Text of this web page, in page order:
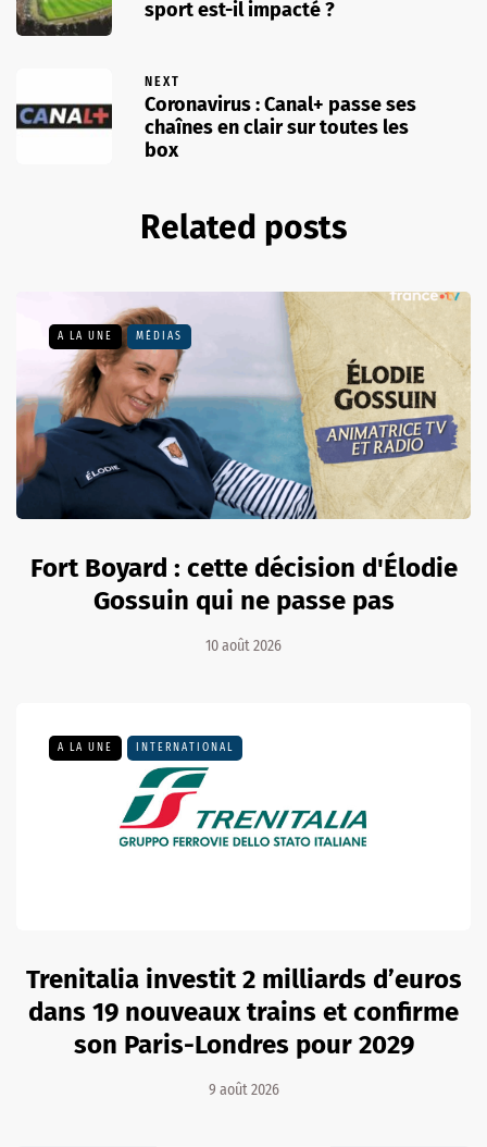
sport est-il impacté ?
NEXT
Coronavirus : Canal+ passe ses
chaînes en clair sur toutes les
box
Related posts
A LA UNE MÉDIAS
Fort Boyard : cette décision d'Élodie
Gossuin qui ne passe pas
10 août 2026
A LA UNE INTERNATIONAL
Trenitalia investit 2 milliards d’euros
dans 19 nouveaux trains et confirme
son Paris-Londres pour 2029
9 août 2026